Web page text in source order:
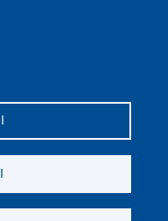
LinkedInTelegram
Flickr